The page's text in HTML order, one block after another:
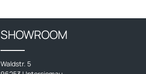
SHOWROOM
Waldstr. 5